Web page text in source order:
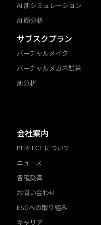
AI 肌シミュレーション
AI 顔分析
サブスクプラン
バーチャルメイク
バーチャルメガネ試着
肌分析
会社案内
PERFECT について
ニュース
各種受賞
お問い合わせ
ESGへの取り組み
キャリア